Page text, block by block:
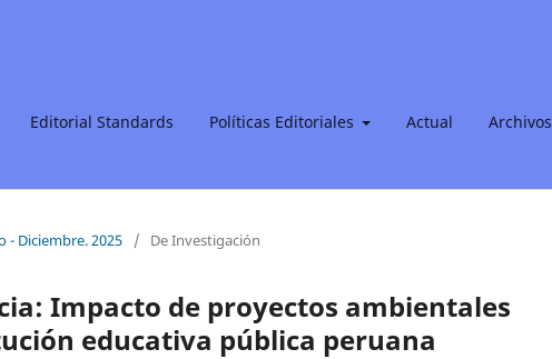
Editorial Standards Políticas Editoriales Actual Archivos
- Diciembre. 2025 / De Investigación
Impacto de proyectos ambientales
educativa pública peruana